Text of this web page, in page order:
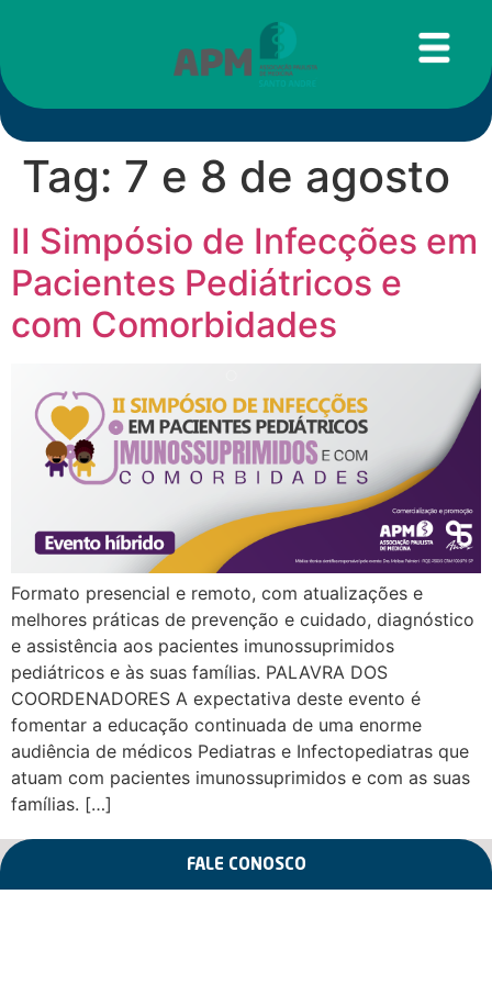
Tag: 7 e 8 de agosto
II Simpósio de Infecções em
Pacientes Pediátricos e
com Comorbidades
Formato presencial e remoto, com atualizações e
melhores práticas de prevenção e cuidado, diagnóstico
e assistência aos pacientes imunossuprimidos
pediátricos e às suas famílias. PALAVRA DOS
COORDENADORES A expectativa deste evento é
fomentar a educação continuada de uma enorme
audiência de médicos Pediatras e Infectopediatras que
atuam com pacientes imunossuprimidos e com as suas
famílias. […]
FALE CONOSCO